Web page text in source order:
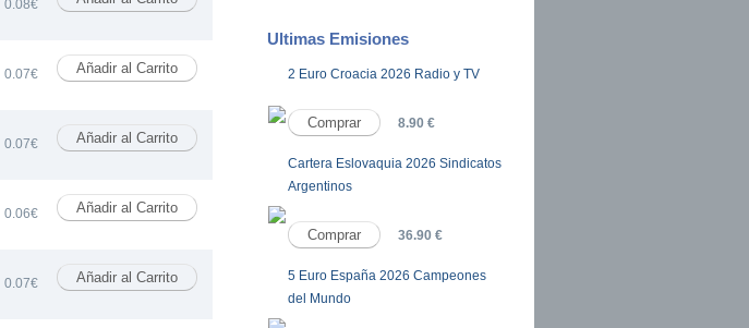
0.08€
0.07€
0.07€
0.06€
0.07€
Ultimas Emisiones
2 Euro Croacia 2026 Radio y TV
8.90 €
Cartera Eslovaquia 2026 Sindicatos
Argentinos
36.90 €
5 Euro España 2026 Campeones
del Mundo